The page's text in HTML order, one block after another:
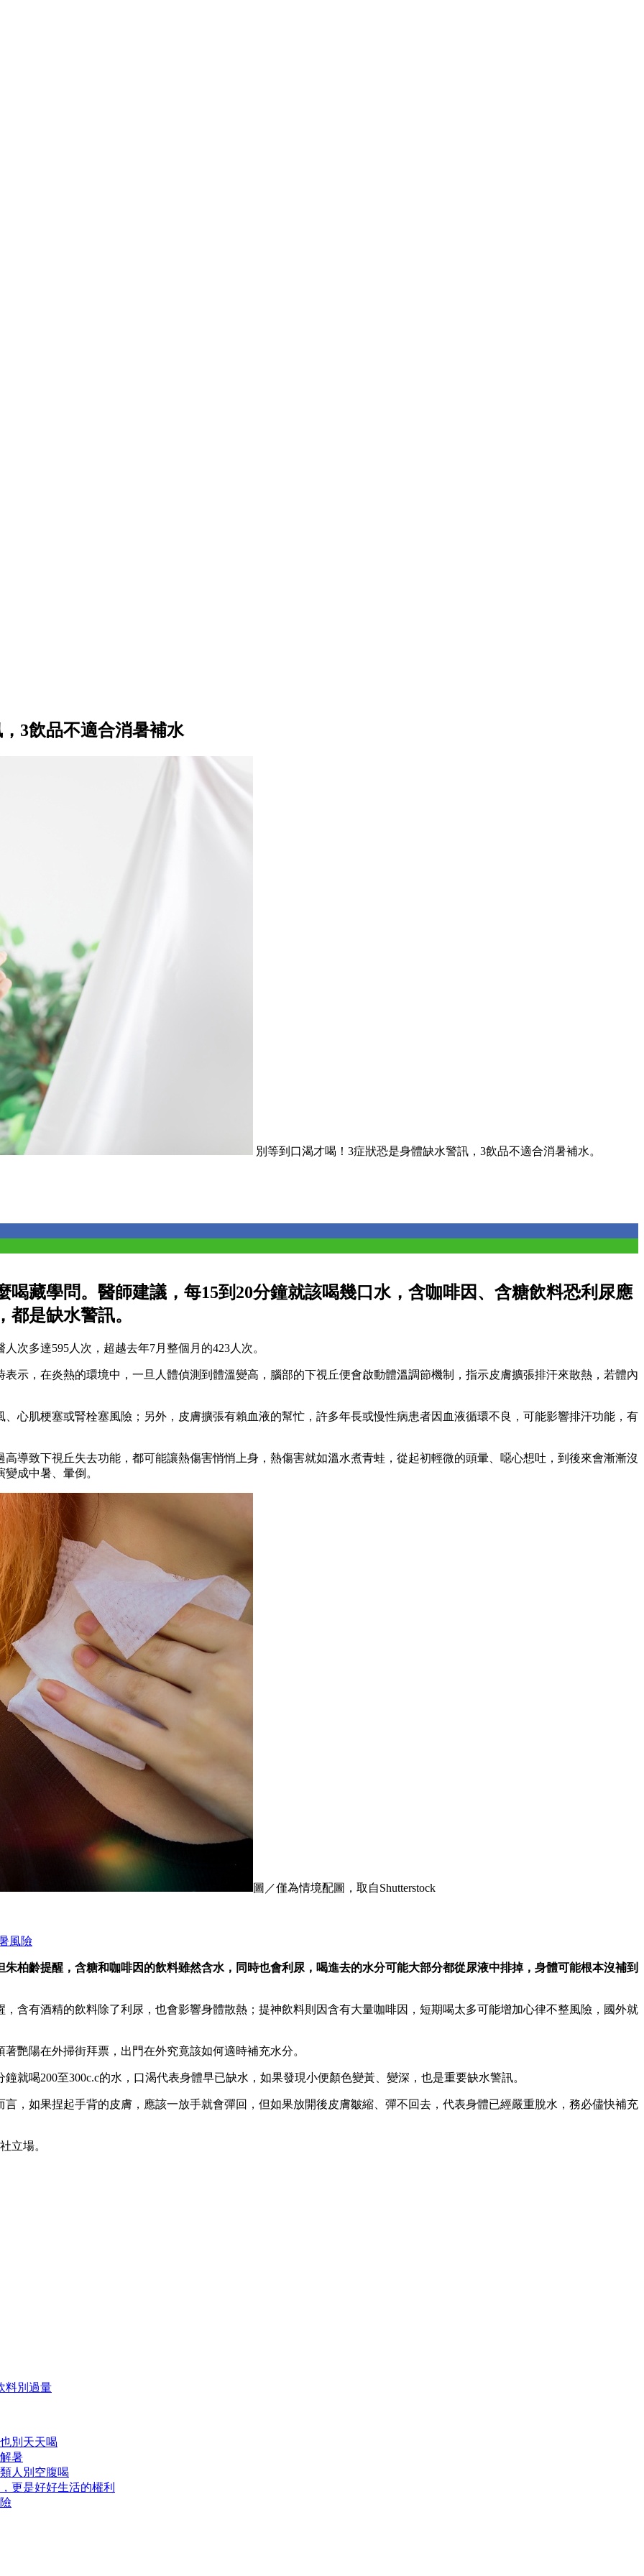
3飲品不適合消暑補水
別等到口渴才喝！3症狀恐是身體缺水警訊，3飲品不適合消暑補水。
藏學問。醫師建議，每15到20分鐘就該喝幾口水，含咖啡因、含糖飲料恐利尿應
是缺水警訊。
次多達595人次，超越去年7月整個月的423人次。
示，在炎熱的環境中，一旦人體偵測到體溫變高，腦部的下視丘便會啟動體溫調節機制，指示皮膚擴張排汗來散熱，若體內
心肌梗塞或腎栓塞風險；另外，皮膚擴張有賴血液的幫忙，許多年長或慢性病患者因血液循環不良，可能影響排汗功能，有
導致下視丘失去功能，都可能讓熱傷害悄悄上身，熱傷害就如溫水煮青蛙，從起初輕微的頭暈、噁心想吐，到後來會漸漸沒
成中暑、暈倒。
圖／僅為情境配圖，取自Shutterstock
風險
柏齡提醒，含糖和咖啡因的飲料雖然含水，同時也會利尿，喝進去的水分可能大部分都從尿液中排掉，身體可能根本沒補到
含有酒精的飲料除了利尿，也會影響身體散熱；提神飲料則因含有大量咖啡因，短期喝太多可能增加心律不整風險，國外就
艷陽在外掃街拜票，出門在外究竟該如何適時補充水分。
就喝200至300c.c的水，口渴代表身體早已缺水，如果發現小便顏色變黃、變深，也是重要缺水警訊。
，如果捏起手背的皮膚，應該一放手就會彈回，但如果放開後皮膚皺縮、彈不回去，代表身體已經嚴重脫水，務必儘快補充
立場。
料別過量
別天天喝
暑
人別空腹喝
更是好好生活的權利